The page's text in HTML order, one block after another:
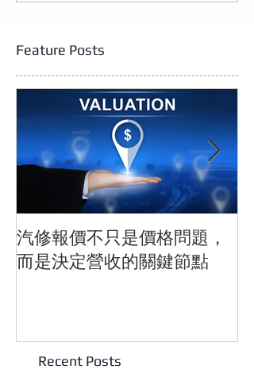
Feature Posts
汽修報價不只是價格問題，
而是決定營收的關鍵節點
Recent Posts